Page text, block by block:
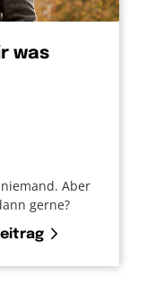
was
Aber
gerne?